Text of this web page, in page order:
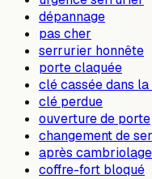
dépannage
pas cher
serrurier honnête
porte claquée
clé cassée dans
clé perdue
ouverture de porte
changement de
après cambriolage
coffre-fort bloqué